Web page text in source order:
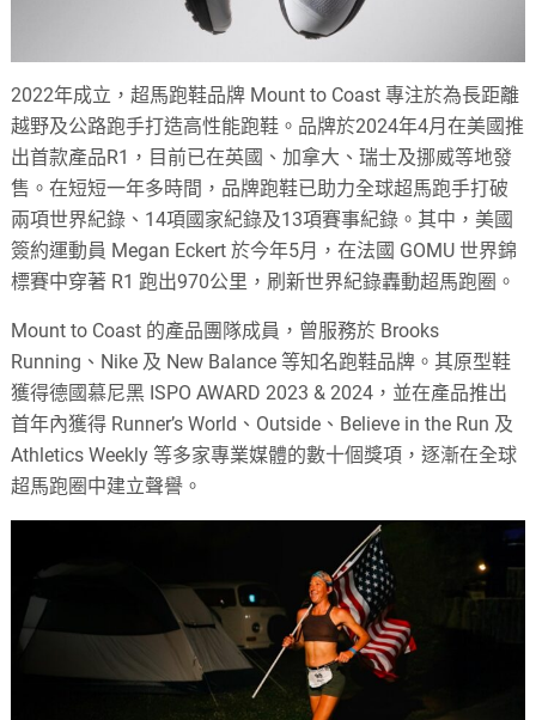
2022年成立，超馬跑鞋品牌 Mount to Coast 專注於為長距離
越野及公路跑手打造高性能跑鞋。品牌於2024年4月在美國推
出首款產品R1，目前已在英國、加拿大、瑞士及挪威等地發
售。在短短一年多時間，品牌跑鞋已助力全球超馬跑手打破
兩項世界紀錄、14項國家紀錄及13項賽事紀錄。其中，美國
簽約運動員 Megan Eckert 於今年5月，在法國 GOMU 世界錦
標賽中穿著 R1 跑出970公里，刷新世界紀錄轟動超馬跑圈。
Mount to Coast 的產品團隊成員，曾服務於 Brooks
Running、Nike 及 New Balance 等知名跑鞋品牌。其原型鞋
獲得德國慕尼黑 ISPO AWARD 2023 & 2024，並在產品推出
首年內獲得 Runner’s World、Outside、Believe in the Run 及
Athletics Weekly 等多家專業媒體的數十個獎項，逐漸在全球
超馬跑圈中建立聲譽。